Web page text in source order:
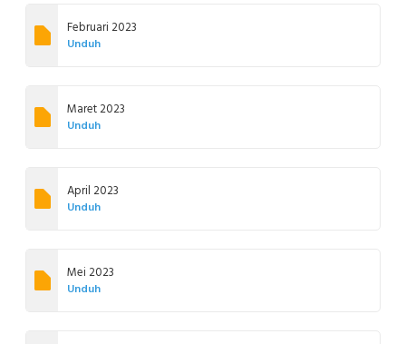
Februari 2023
Unduh
Maret 2023
Unduh
April 2023
Unduh
Mei 2023
Unduh